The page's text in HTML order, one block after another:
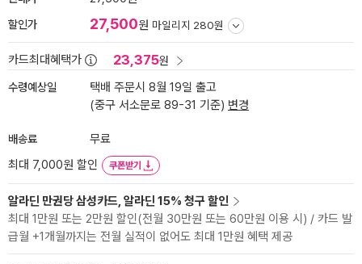
할인가 27,500원 마일리지 280원
카드최대혜택가 23,375원
수령예상일
택배 주문시 8월 19일 출고
(중구 서소문로 89-31 기준) 변경
배송료
무료
최대 7,000원 할인
쿠폰받기
알라딘 만권당 삼성카드, 알라딘 15% 청구 할인
최대 1만원 또는 2만원 할인(전월 30만원 또는 60만원 이용 시) / 카드 발
급월 +1개월까지는 전월 실적이 없어도 최대 1만원 혜택 제공